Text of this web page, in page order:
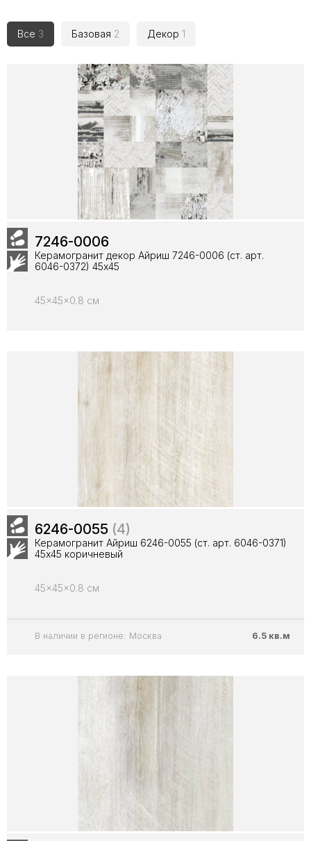
Все 3 Базовая 2 Декор 1
7246-0006
Керамогранит декор Айриш 7246-0006 (ст. арт.
6046-0372) 45x45
45x45x0.8 см
6246-0055 (4)
Керамогранит Айриш 6246-0055 (ст. арт. 6046-0371)
45х45 коричневый
45x45x0.8 см
В наличии в регионе: Москва 6.5 кв.м